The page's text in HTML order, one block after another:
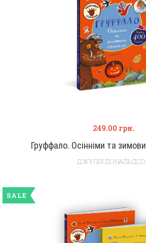
Груффало. Осінніми та
249.00 грн.
ДЖУЛІЯ
SALE